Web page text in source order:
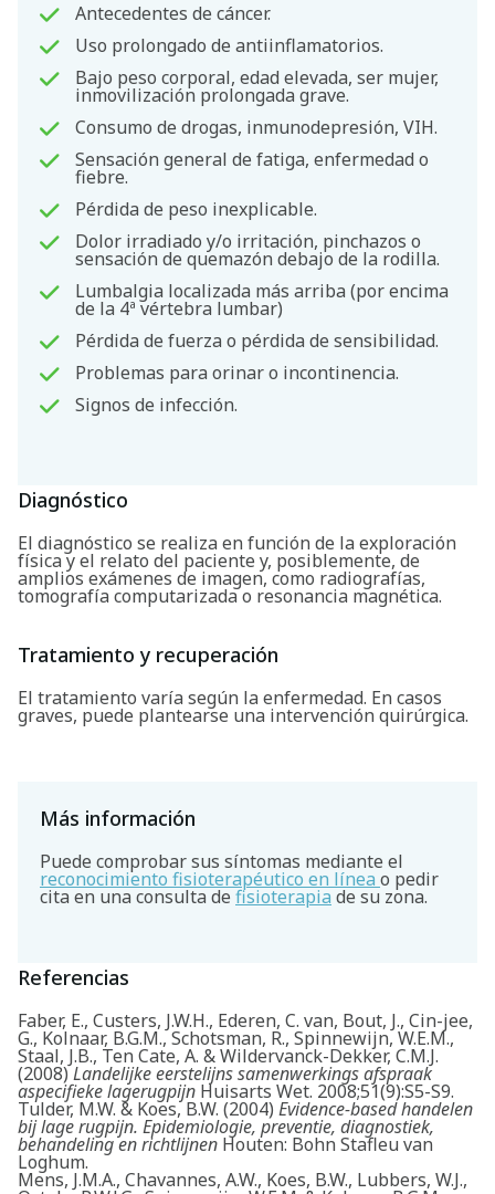
Antecedentes de cáncer.
Uso prolongado de antiinflamatorios.
Bajo peso corporal, edad elevada, ser mujer,
inmovilización prolongada grave.
Consumo de drogas, inmunodepresión, VIH.
Sensación general de fatiga, enfermedad o
fiebre.
Pérdida de peso inexplicable.
Dolor irradiado y/o irritación, pinchazos o
sensación de quemazón debajo de la rodilla.
Lumbalgia localizada más arriba (por encima
de la 4ª vértebra lumbar)
Pérdida de fuerza o pérdida de sensibilidad.
Problemas para orinar o incontinencia.
Signos de infección.
Diagnóstico
El diagnóstico se realiza en función de la exploración
física y el relato del paciente y, posiblemente, de
amplios exámenes de imagen, como radiografías,
tomografía computarizada o resonancia magnética.
Tratamiento y recuperación
El tratamiento varía según la enfermedad. En casos
graves, puede plantearse una intervención quirúrgica.
Más información
Puede comprobar sus síntomas mediante el
reconocimiento fisioterapéutico en línea o pedir
cita en una consulta de fisioterapia de su zona.
Referencias
Faber, E., Custers, J.W.H., Ederen, C. van, Bout, J., Cin-jee,
G., Kolnaar, B.G.M., Schotsman, R., Spinnewijn, W.E.M.,
Staal, J.B., Ten Cate, A. & Wildervanck-Dekker, C.M.J.
(2008)Landelijke eerstelijns samenwerkings afspraak
aspecifieke lagerugpijn Huisarts Wet. 2008;51(9):S5-S9.
Tulder, M.W. & Koes, B.W. (2004) Evidence-based handelen
bij lage rugpijn. Epidemiologie, preventie, diagnostiek,
behandeling en richtlijnen Houten: Bohn Stafleu van
Loghum.
Mens, J.M.A., Chavannes, A.W., Koes, B.W., Lubbers, W.J.,